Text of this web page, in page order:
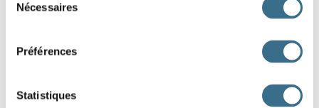
Nécessaires
Préférences
Statistiques
Je lave la vaisselle et mes frères l'
Vous